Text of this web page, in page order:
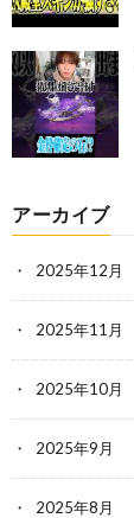
アーカイブ
2025年12月
2025年11月
2025年10月
2025年9月
2025年8月